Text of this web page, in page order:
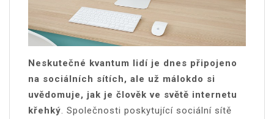
Neskutečné kvantum lidí je dnes připojeno
na sociálních sítích, ale už málokdo si
uvědomuje, jak je člověk ve světě internetu
křehký. Společnosti poskytující sociální sítě